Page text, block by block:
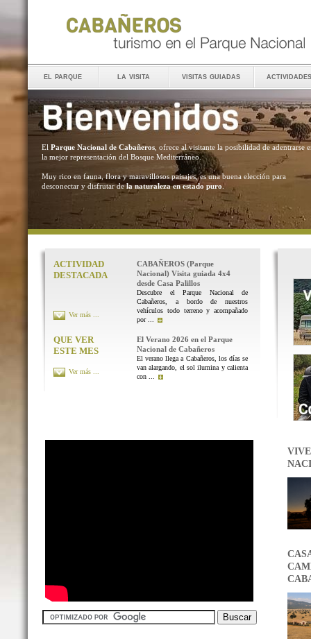
el parque la visita visitas guiadas actividades
El Parque Nacional de Cabañeros , ofrece al visitante la posibilidad de adentrarse
la mejor representación del Bosque Mediterráneo.
Muy rico en fauna, flora y maravillosos paisajes, es una buena elección para
desconectar y disfrutar dela naturaleza en estado puro .
ACTIVIDAD
DESTACADA
CABAÑEROS (Parque
Nacional) Visita guiada 4x4
desde Casa Palillos
Descubre el Parque Nacional de
Cabañeros, a bordo de nuestros
vehículos todo terreno y acompañado
por ...
Ver más ...
QUE VER
ESTE MES
El Verano 2026 en el Parque
Nacional de Cabañeros
El verano llega a Cabañeros, los días se
van alargando, el sol ilumina y calienta
con ...
Ver más ...